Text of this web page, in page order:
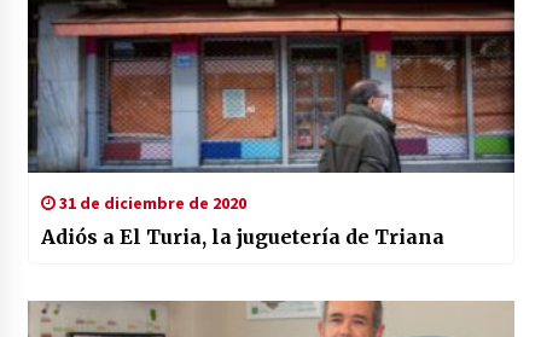
31 de diciembre de 2020
Adiós a El Turia, la juguetería de Triana